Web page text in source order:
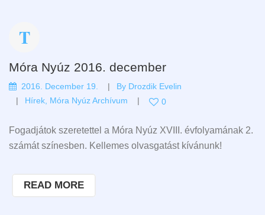
Móra Nyúz 2016. december
2016. December 19. By Drozdik Evelin
Hírek Móra Nyúz Archívum 0
Fogadjátok szeretettel a Móra Nyúz XVIII. évfolyamának 2.
számát színesben. Kellemes olvasgatást kívánunk!
READ MORE